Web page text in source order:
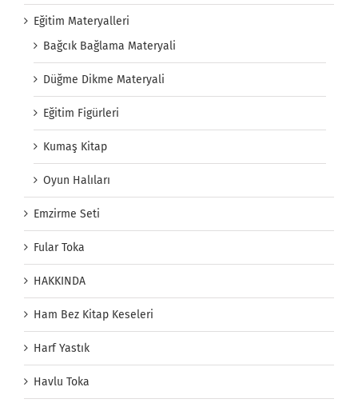
Eğitim Materyalleri
Bağcık Bağlama Materyali
Düğme Dikme Materyali
Eğitim Figürleri
Kumaş Kitap
Oyun Halıları
Emzirme Seti
Fular Toka
HAKKINDA
Ham Bez Kitap Keseleri
Harf Yastık
Havlu Toka